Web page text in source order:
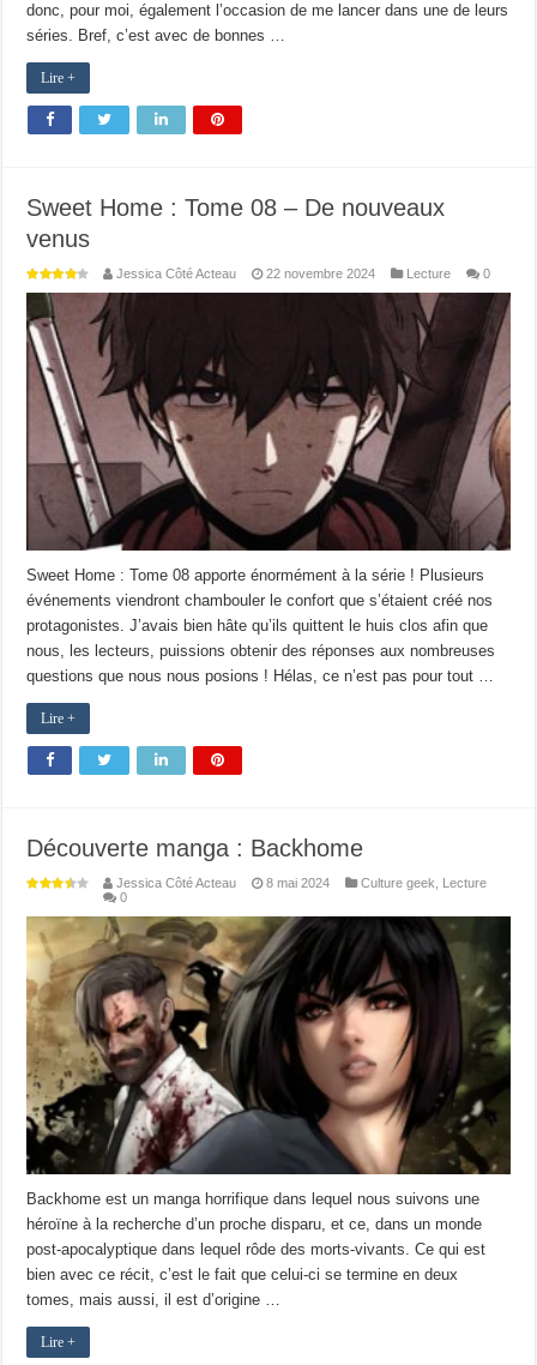
donc, pour moi, également l’occasion de me lancer dans une de leurs
séries. Bref, c’est avec de bonnes …
Lire +
Sweet Home : Tome 08 – De nouveaux
venus
Jessica Côté Acteau 22 novembre 2024 Lecture 0
Sweet Home : Tome 08 apporte énormément à la série ! Plusieurs
événements viendront chambouler le confort que s’étaient créé nos
protagonistes. J’avais bien hâte qu’ils quittent le huis clos afin que
nous, les lecteurs, puissions obtenir des réponses aux nombreuses
questions que nous nous posions ! Hélas, ce n’est pas pour tout …
Lire +
Découverte manga : Backhome
Jessica Côté Acteau 8 mai 2024 Culture geek
Lecture
0
Backhome est un manga horrifique dans lequel nous suivons une
héroïne à la recherche d’un proche disparu, et ce, dans un monde
post-apocalyptique dans lequel rôde des morts-vivants. Ce qui est
bien avec ce récit, c’est le fait que celui-ci se termine en deux
tomes, mais aussi, il est d’origine …
Lire +